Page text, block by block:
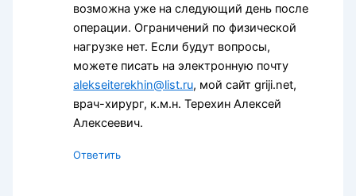
возможна уже на следующий день после
операции. Ограничений по физической
нагрузке нет. Если будут вопросы,
можете писать на электронную почту
alekseiterekhin@list.ru, мой сайт griji.net,
врач-хирург, к.м.н. Терехин Алексей
Алексеевич.
Ответить